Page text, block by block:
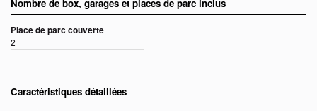
Nombre de box, garages et places de parc inclus
Place de parc couverte
2
Caractéristiques détaillées